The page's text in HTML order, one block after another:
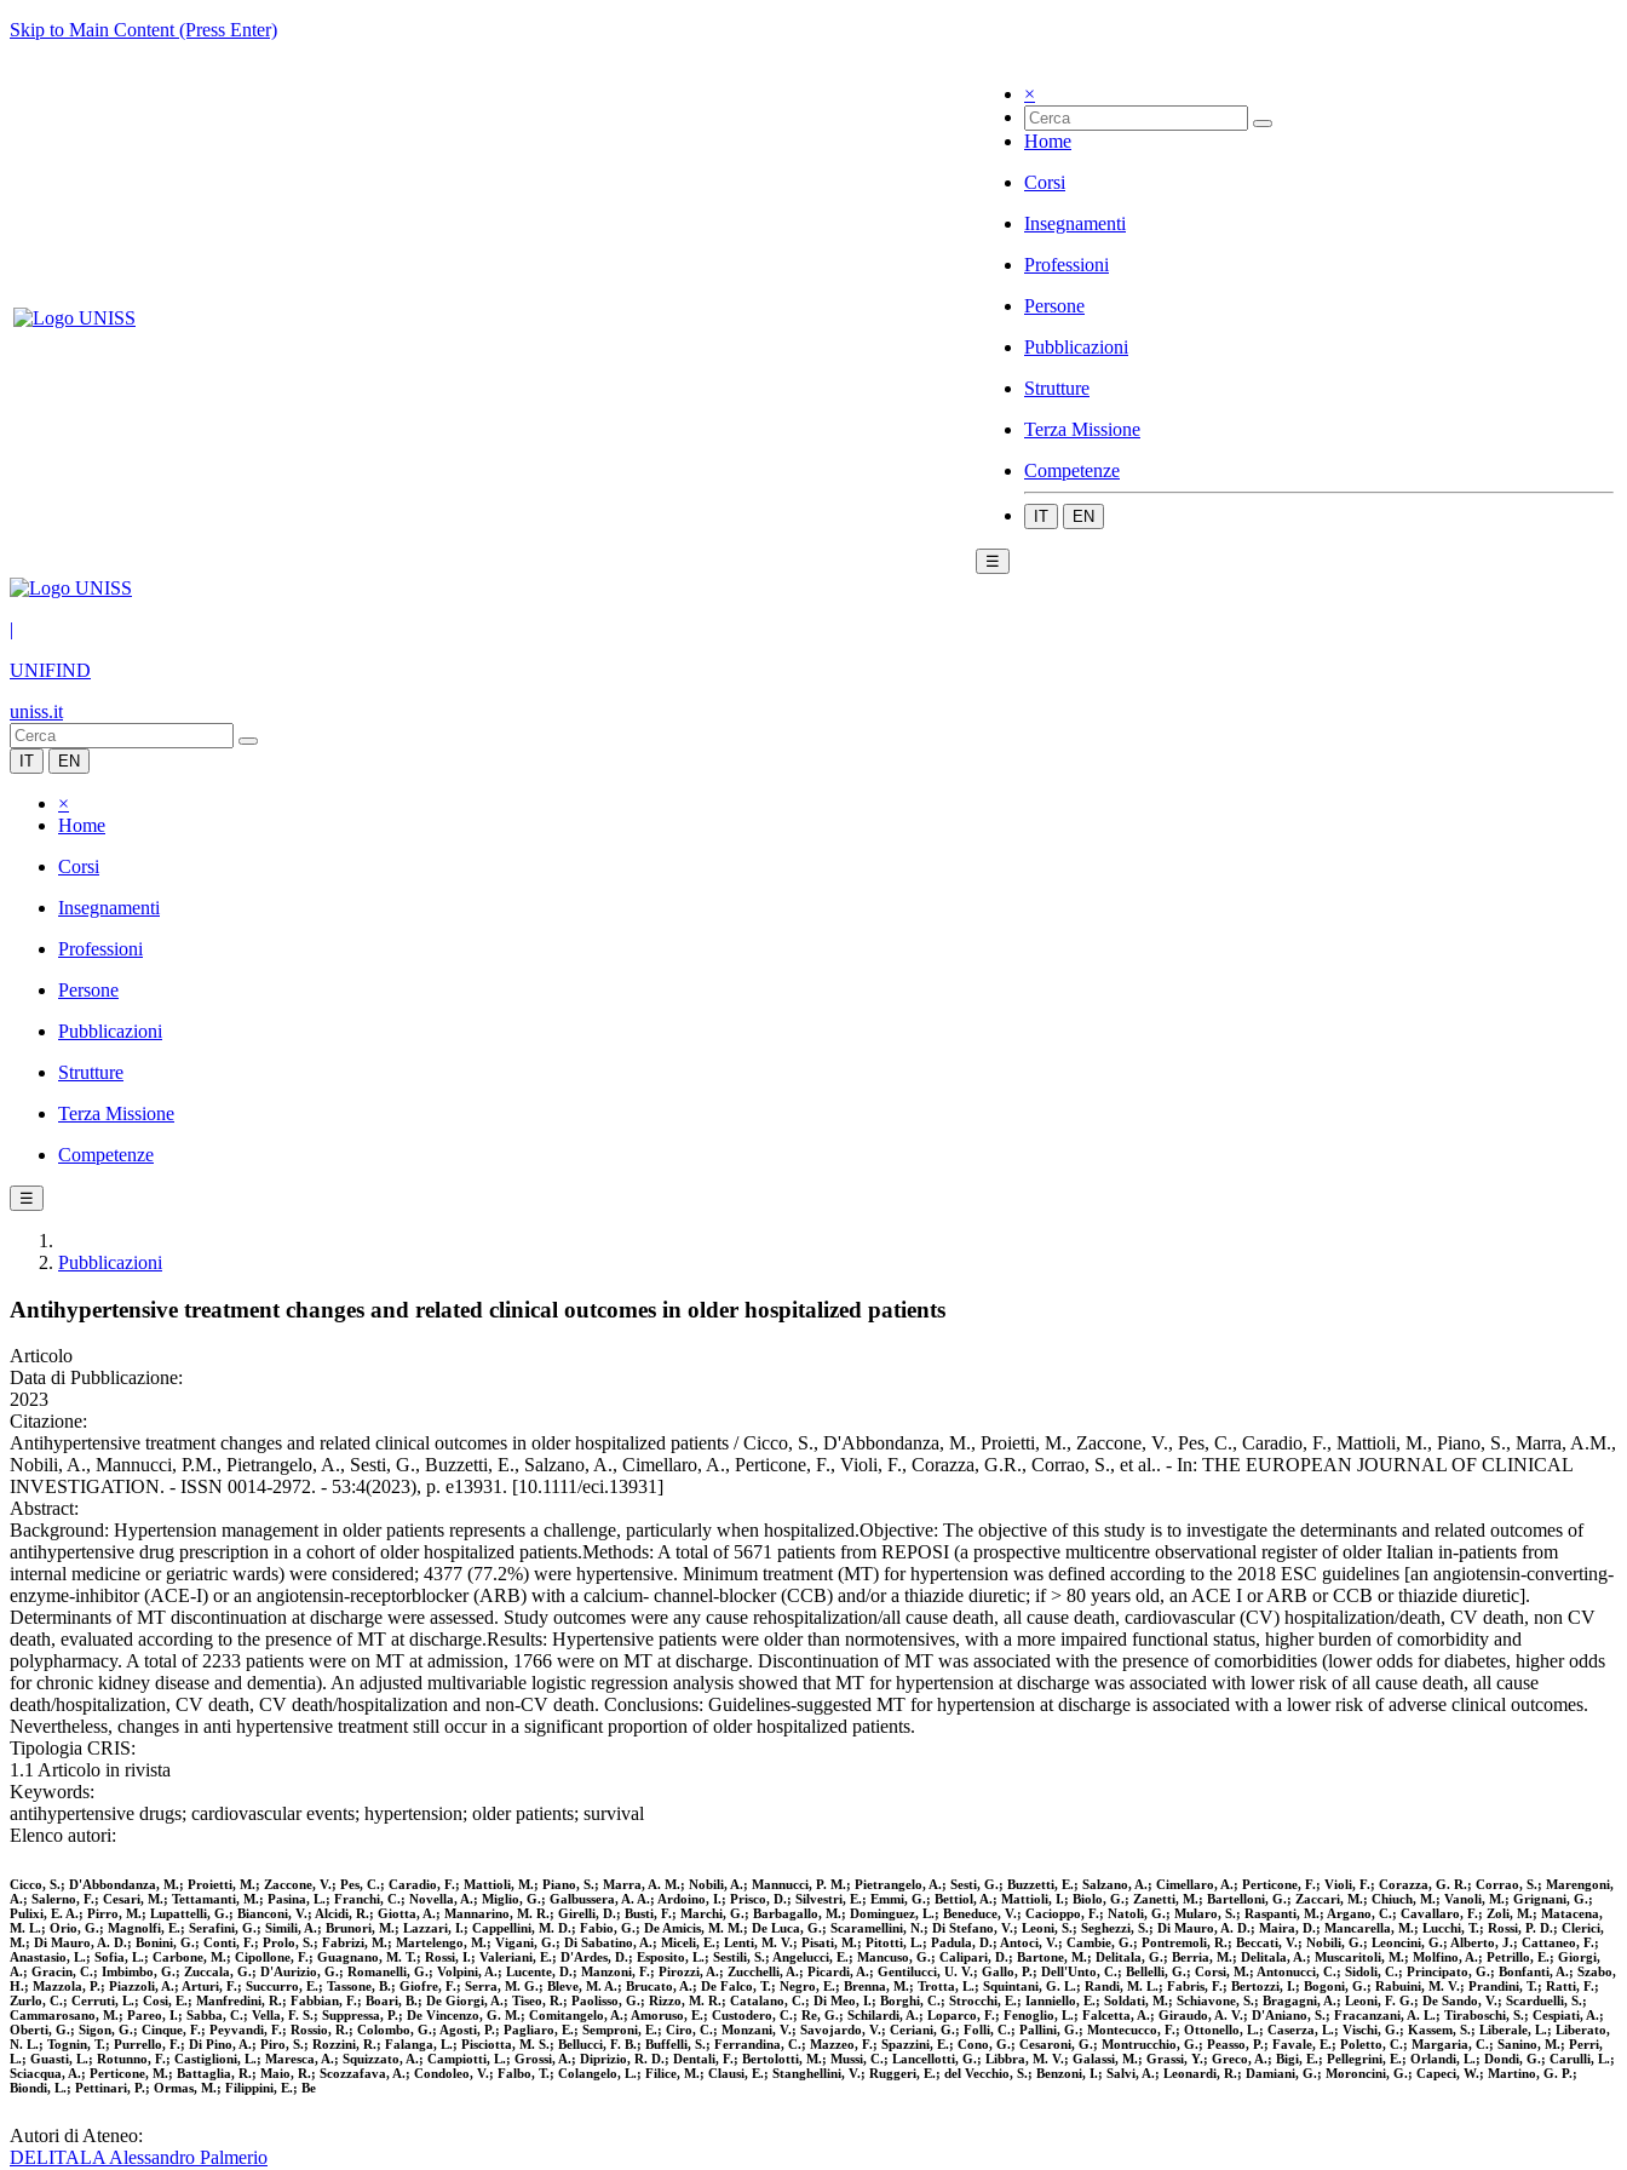
Skip to Main Content (Press Enter)
×
Home
Corsi
Insegnamenti
Professioni
Persone
Pubblicazioni
Strutture
Terza Missione
Competenze
IT EN
☰
|
UNIFIND
uniss.it
IT EN
×
Home
Corsi
Insegnamenti
Professioni
Persone
Pubblicazioni
Strutture
Terza Missione
Competenze
☰
Pubblicazioni
Antihypertensive treatment changes and related clinical outcomes in older hospitalized patients
Articolo
Data di Pubblicazione:
2023
Citazione:
Antihypertensive treatment changes and related clinical outcomes in older hospitalized patients / Cicco, S., D'Abbondanza, M., Proietti, M., Zaccone, V., Pes, C., Caradio, F., Mattioli, M., Piano, S., Marra, A.M.,
Nobili, A., Mannucci, P.M., Pietrangelo, A., Sesti, G., Buzzetti, E., Salzano, A., Cimellaro, A., Perticone, F., Violi, F., Corazza, G.R., Corrao, S., et al.. - In: THE EUROPEAN JOURNAL OF CLINICAL
INVESTIGATION. - ISSN 0014-2972. - 53:4(2023), p. e13931. [10.1111/eci.13931]
Abstract:
Background: Hypertension management in older patients represents a challenge, particularly when hospitalized.Objective: The objective of this study is to investigate the determinants and related outcomes of
antihypertensive drug prescription in a cohort of older hospitalized patients.Methods: A total of 5671 patients from REPOSI (a prospective multicentre observational register of older Italian in-patients from
internal medicine or geriatric wards) were considered; 4377 (77.2%) were hypertensive. Minimum treatment (MT) for hypertension was defined according to the 2018 ESC guidelines [an angiotensin-converting-
enzyme-inhibitor (ACE-I) or an angiotensin-receptorblocker (ARB) with a calcium- channel-blocker (CCB) and/or a thiazide diuretic; if > 80 years old, an ACE I or ARB or CCB or thiazide diuretic].
Determinants of MT discontinuation at discharge were assessed. Study outcomes were any cause rehospitalization/all cause death, all cause death, cardiovascular (CV) hospitalization/death, CV death, non CV
death, evaluated according to the presence of MT at discharge.Results: Hypertensive patients were older than normotensives, with a more impaired functional status, higher burden of comorbidity and
polypharmacy. A total of 2233 patients were on MT at admission, 1766 were on MT at discharge. Discontinuation of MT was associated with the presence of comorbidities (lower odds for diabetes, higher odds
for chronic kidney disease and dementia). An adjusted multivariable logistic regression analysis showed that MT for hypertension at discharge was associated with lower risk of all cause death, all cause
death/hospitalization, CV death, CV death/hospitalization and non-CV death. Conclusions: Guidelines-suggested MT for hypertension at discharge is associated with a lower risk of adverse clinical outcomes.
Nevertheless, changes in anti hypertensive treatment still occur in a significant proportion of older hospitalized patients.
Tipologia CRIS:
1.1 Articolo in rivista
Keywords:
antihypertensive drugs; cardiovascular events; hypertension; older patients; survival
Elenco autori:
Cicco, S.; D'Abbondanza, M.; Proietti, M.; Zaccone, V.; Pes, C.; Caradio, F.; Mattioli, M.; Piano, S.; Marra, A. M.; Nobili, A.; Mannucci, P. M.; Pietrangelo, A.; Sesti, G.; Buzzetti, E.; Salzano, A.; Cimellaro, A.; Perticone, F.; Violi, F.; Corazza, G. R.; Corrao, S.; Marengoni,
A.; Salerno, F.; Cesari, M.; Tettamanti, M.; Pasina, L.; Franchi, C.; Novella, A.; Miglio, G.; Galbussera, A. A.; Ardoino, I.; Prisco, D.; Silvestri, E.; Emmi, G.; Bettiol, A.; Mattioli, I.; Biolo, G.; Zanetti, M.; Bartelloni, G.; Zaccari, M.; Chiuch, M.; Vanoli, M.; Grignani, G.;
Pulixi, E. A.; Pirro, M.; Lupattelli, G.; Bianconi, V.; Alcidi, R.; Giotta, A.; Mannarino, M. R.; Girelli, D.; Busti, F.; Marchi, G.; Barbagallo, M.; Dominguez, L.; Beneduce, V.; Cacioppo, F.; Natoli, G.; Mularo, S.; Raspanti, M.; Argano, C.; Cavallaro, F.; Zoli, M.; Matacena,
M. L.; Orio, G.; Magnolfi, E.; Serafini, G.; Simili, A.; Brunori, M.; Lazzari, I.; Cappellini, M. D.; Fabio, G.; De Amicis, M. M.; De Luca, G.; Scaramellini, N.; Di Stefano, V.; Leoni, S.; Seghezzi, S.; Di Mauro, A. D.; Maira, D.; Mancarella, M.; Lucchi, T.; Rossi, P. D.; Clerici,
M.; Di Mauro, A. D.; Bonini, G.; Conti, F.; Prolo, S.; Fabrizi, M.; Martelengo, M.; Vigani, G.; Di Sabatino, A.; Miceli, E.; Lenti, M. V.; Pisati, M.; Pitotti, L.; Padula, D.; Antoci, V.; Cambie, G.; Pontremoli, R.; Beccati, V.; Nobili, G.; Leoncini, G.; Alberto, J.; Cattaneo, F.;
Anastasio, L.; Sofia, L.; Carbone, M.; Cipollone, F.; Guagnano, M. T.; Rossi, I.; Valeriani, E.; D'Ardes, D.; Esposito, L.; Sestili, S.; Angelucci, E.; Mancuso, G.; Calipari, D.; Bartone, M.; Delitala, G.; Berria, M.; Delitala, A.; Muscaritoli, M.; Molfino, A.; Petrillo, E.; Giorgi,
A.; Gracin, C.; Imbimbo, G.; Zuccala, G.; D'Aurizio, G.; Romanelli, G.; Volpini, A.; Lucente, D.; Manzoni, F.; Pirozzi, A.; Zucchelli, A.; Picardi, A.; Gentilucci, U. V.; Gallo, P.; Dell'Unto, C.; Bellelli, G.; Corsi, M.; Antonucci, C.; Sidoli, C.; Principato, G.; Bonfanti, A.; Szabo,
H.; Mazzola, P.; Piazzoli, A.; Arturi, F.; Succurro, E.; Tassone, B.; Giofre, F.; Serra, M. G.; Bleve, M. A.; Brucato, A.; De Falco, T.; Negro, E.; Brenna, M.; Trotta, L.; Squintani, G. L.; Randi, M. L.; Fabris, F.; Bertozzi, I.; Bogoni, G.; Rabuini, M. V.; Prandini, T.; Ratti, F.;
Zurlo, C.; Cerruti, L.; Cosi, E.; Manfredini, R.; Fabbian, F.; Boari, B.; De Giorgi, A.; Tiseo, R.; Paolisso, G.; Rizzo, M. R.; Catalano, C.; Di Meo, I.; Borghi, C.; Strocchi, E.; Ianniello, E.; Soldati, M.; Schiavone, S.; Bragagni, A.; Leoni, F. G.; De Sando, V.; Scarduelli, S.;
Cammarosano, M.; Pareo, I.; Sabba, C.; Vella, F. S.; Suppressa, P.; De Vincenzo, G. M.; Comitangelo, A.; Amoruso, E.; Custodero, C.; Re, G.; Schilardi, A.; Loparco, F.; Fenoglio, L.; Falcetta, A.; Giraudo, A. V.; D'Aniano, S.; Fracanzani, A. L.; Tiraboschi, S.; Cespiati, A.;
Oberti, G.; Sigon, G.; Cinque, F.; Peyvandi, F.; Rossio, R.; Colombo, G.; Agosti, P.; Pagliaro, E.; Semproni, E.; Ciro, C.; Monzani, V.; Savojardo, V.; Ceriani, G.; Folli, C.; Pallini, G.; Montecucco, F.; Ottonello, L.; Caserza, L.; Vischi, G.; Kassem, S.; Liberale, L.; Liberato,
N. L.; Tognin, T.; Purrello, F.; Di Pino, A.; Piro, S.; Rozzini, R.; Falanga, L.; Pisciotta, M. S.; Bellucci, F. B.; Buffelli, S.; Ferrandina, C.; Mazzeo, F.; Spazzini, E.; Cono, G.; Cesaroni, G.; Montrucchio, G.; Peasso, P.; Favale, E.; Poletto, C.; Margaria, C.; Sanino, M.; Perri,
L.; Guasti, L.; Rotunno, F.; Castiglioni, L.; Maresca, A.; Squizzato, A.; Campiotti, L.; Grossi, A.; Diprizio, R. D.; Dentali, F.; Bertolotti, M.; Mussi, C.; Lancellotti, G.; Libbra, M. V.; Galassi, M.; Grassi, Y.; Greco, A.; Bigi, E.; Pellegrini, E.; Orlandi, L.; Dondi, G.; Carulli, L.;
Sciacqua, A.; Perticone, M.; Battaglia, R.; Maio, R.; Scozzafava, A.; Condoleo, V.; Falbo, T.; Colangelo, L.; Filice, M.; Clausi, E.; Stanghellini, V.; Ruggeri, E.; del Vecchio, S.; Benzoni, I.; Salvi, A.; Leonardi, R.; Damiani, G.; Moroncini, G.; Capeci, W.; Martino, G. P.;
Biondi, L.; Pettinari, P.; Ormas, M.; Filippini, E.; Be
Autori di Ateneo:
DELITALA Alessandro Palmerio